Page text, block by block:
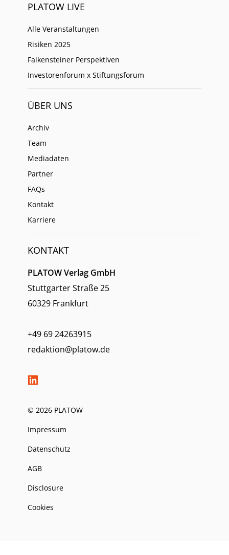
PLATOW LIVE
Alle Veranstaltungen
Risiken 2025
Falkensteiner Perspektiven
Investorenforum x Stiftungsforum
ÜBER UNS
Archiv
Team
Mediadaten
Partner
FAQs
Kontakt
Karriere
KONTAKT
PLATOW Verlag GmbH
Stuttgarter Straße 25
60329 Frankfurt
+49 69 24263915
redaktion@platow.de
© 2026 PLATOW
Impressum
Datenschutz
AGB
Disclosure
Cookies